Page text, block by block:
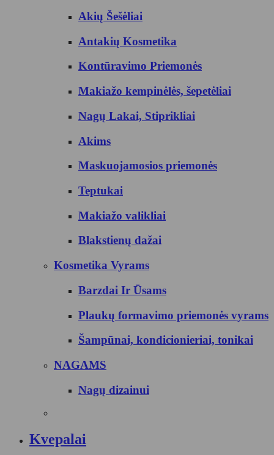
Akių Šešėliai
Antakių Kosmetika
Kontūravimo Priemonės
Makiažo kempinėlės, šepetėliai
Nagų Lakai, Stiprikliai
Akims
Maskuojamosios priemonės
Teptukai
Makiažo valikliai
Blakstienų dažai
Kosmetika Vyrams
Barzdai Ir Ūsams
Plaukų formavimo priemonės vyrams
Šampūnai, kondicionieriai, tonikai
NAGAMS
Nagų dizainui
Kvepalai